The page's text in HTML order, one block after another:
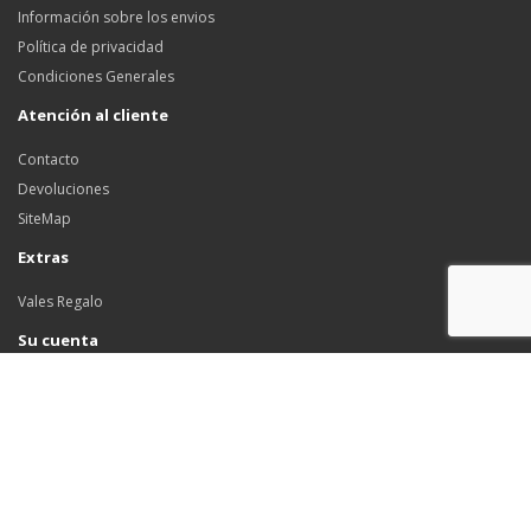
Información sobre los envios
Política de privacidad
Condiciones Generales
Atención al cliente
Contacto
Devoluciones
SiteMap
Extras
Vales Regalo
Su cuenta